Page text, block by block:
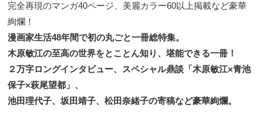
完全再現のマンガ40ページ、美麗カラー60以上掲載など豪華
絢爛！
漫画家生活48年間で初の丸ごと一冊総特集。
木原敏江の至高の世界をとことん知り、堪能できる一冊！
２万字ロングインタビュー、スペシャル鼎談「木原敏江×青池
保子×萩尾望都」、
池田理代子、坂田靖子、松田奈緒子の寄稿など豪華絢爛。